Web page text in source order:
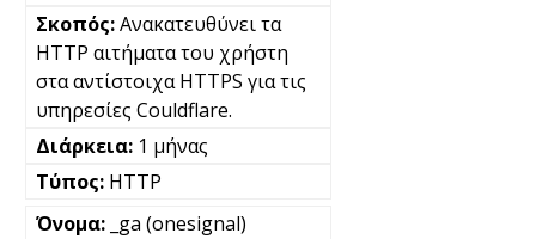
Ανακατευθύνει τα
HTTP αιτήματα του χρήστη
στα αντίστοιχα HTTPS για τις
υπηρεσίες Couldflare.
1 μήνας
HTTP
_ga (onesignal)